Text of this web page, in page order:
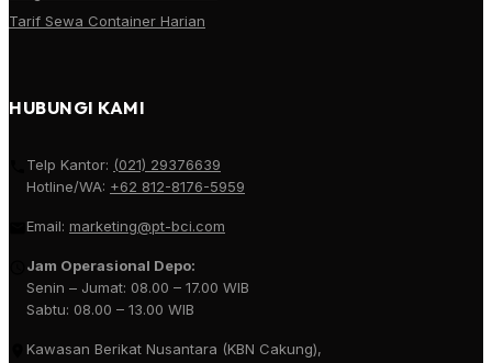
Tarif Sewa Container Harian
HUBUNGI KAMI
Telp Kantor: (021) 29376639
Hotline/WA: +62 812-8176-5959
Email: marketing@pt-bci.com
Jam Operasional Depo:
Senin – Jumat: 08.00 – 17.00 WIB
Sabtu: 08.00 – 13.00 WIB
Kawasan Berikat Nusantara (KBN Cakung),